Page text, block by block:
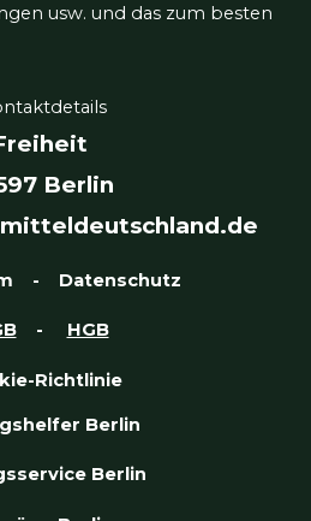
usw. und das zum besten
Berlin
- Datenschutz
- HGB
Richtlinie
Berlin
Berlin